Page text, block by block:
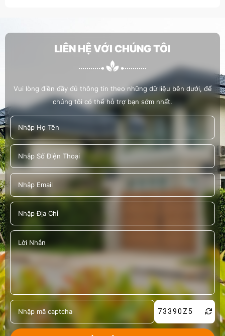
LIÊN HỆ VỚI CHÚNG TÔI
Vui lòng điền đầy đủ thông tin theo những dữ liệu bên dưới, để
chúng tôi có thể hỗ trợ bạn sớm nhất.
73390Z5